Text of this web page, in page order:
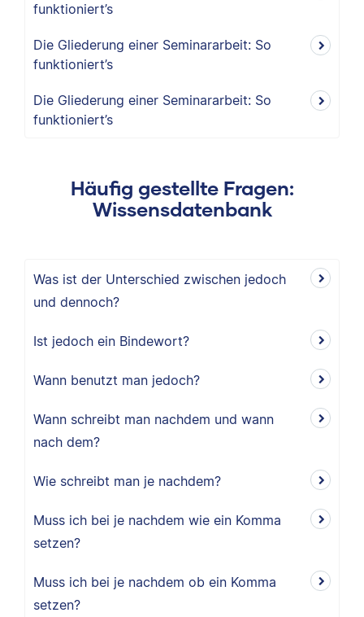
funktioniert’s
Die Gliederung einer Seminararbeit: So
funktioniert’s
Die Gliederung einer Seminararbeit: So
funktioniert’s
Häufig gestellte Fragen:
Wissensdatenbank
Was ist der Unterschied zwischen jedoch
und dennoch?
Ist jedoch ein Bindewort?
Wann benutzt man jedoch?
Wann schreibt man nachdem und wann
nach dem?
Wie schreibt man je nachdem?
Muss ich bei je nachdem wie ein Komma
setzen?
Muss ich bei je nachdem ob ein Komma
setzen?